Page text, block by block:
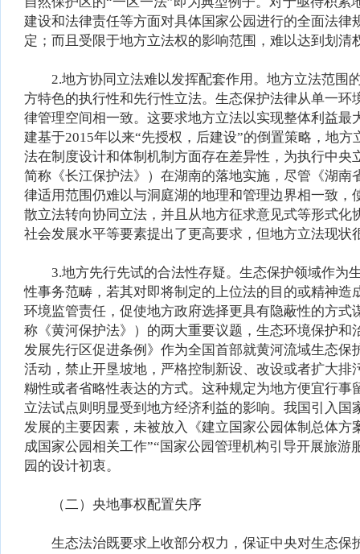
建设和法律责任等方面对具体国家公园进行的全面法
定；而且受限于地方立法权的影响范围，难以达到划清
2.地方协同立法难以发挥配套作用。地方立法范围
方特色的执行性和先行性立法。生态保护法律从单一
律管理空间相一致。这要求地方立法以实现整体利益
建基于2015年以来“先授权，后建设”的倒置策略，地
法在制度设计和体制机制方面存在差异性，为执行中
简称《长江保护法》）在湖南的落地实施，尽管《湖
律适用范围仍难以与洞庭湖的地理和管理边界相一致
散立法转向协同立法，并且从地方征求意见式等形式
社会发展水平等要素提出了更高要求，但地方立法现状
3.地方先行先试的合法性存疑。生态保护领域作为
性事务范畴，若其对即将制定的上位法的目的或精神
环境监管责任，促使地方政府选择更具有隐蔽性的方
称《黄河保护法》）的两大重要议题，生态环境保护
发展先行区促进条例》作为全国首部就黄河流域生态
活动，禁止开垦坡地，严格控制新设、改设或者扩大
糊性或者省略性表达的方式。这种规定为地方便宜行
立法试点则明显受到地方经济利益的影响。我国引入
发展的主要因素，未被放入《建立国家公园体制总体
成国家公园相关工作”“国家公园管理机构引导开展旅
园的设计初衷。
（二）央地事权配置失序
生态法治既要求上收部分权力，保证中央对生态保